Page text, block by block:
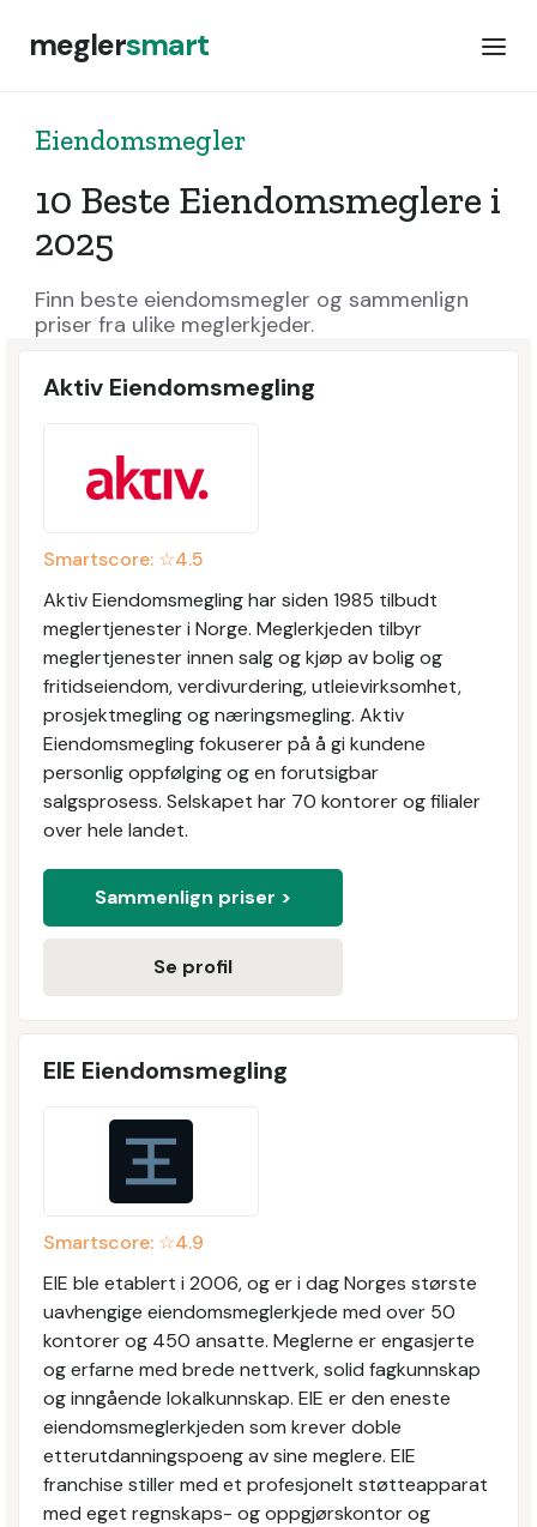
meglersmart
Eiendomsmegler
10 Beste Eiendomsmeglere i
2025
Finn beste eiendomsmegler og sammenlign
priser fra ulike meglerkjeder.
Aktiv Eiendomsmegling
Smartscore: ☆4.5
Aktiv Eiendomsmegling har siden 1985 tilbudt
meglertjenester i Norge. Meglerkjeden tilbyr
meglertjenester innen salg og kjøp av bolig og
fritidseiendom, verdivurdering, utleievirksomhet,
prosjektmegling og næringsmegling. Aktiv
Eiendomsmegling fokuserer på å gi kundene
personlig oppfølging og en forutsigbar
salgsprosess. Selskapet har 70 kontorer og filialer
over hele landet.
Sammenlign priser >
Se profil
EIE Eiendomsmegling
Smartscore: ☆4.9
EIE ble etablert i 2006, og er i dag Norges største
uavhengige eiendomsmeglerkjede med over 50
kontorer og 450 ansatte. Meglerne er engasjerte
og erfarne med brede nettverk, solid fagkunnskap
og inngående lokalkunnskap. EIE er den eneste
eiendomsmeglerkjeden som krever doble
etterutdanningspoeng av sine meglere. EIE
franchise stiller med et profesjonelt støtteapparat
med eget regnskaps- og oppgjørskontor og